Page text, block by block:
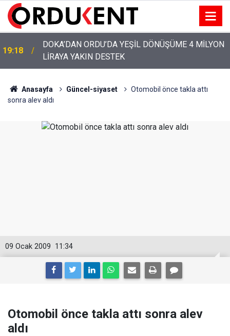
12:46
YENİ PARTİ’NİN ORDU’DAKİ 69 KİŞİLİK KURUCU
KADROSU AÇIKLANDI
Anasayfa Güncel-siyaset
Otomobil önce takla attı
sonra alev aldı
11:34
09 Ocak 2009
Otomobil önce takla attı sonra alev
aldı